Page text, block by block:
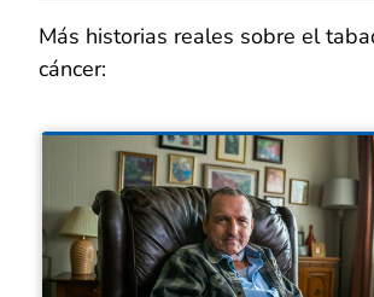
Más historias reales sobre el
cáncer: